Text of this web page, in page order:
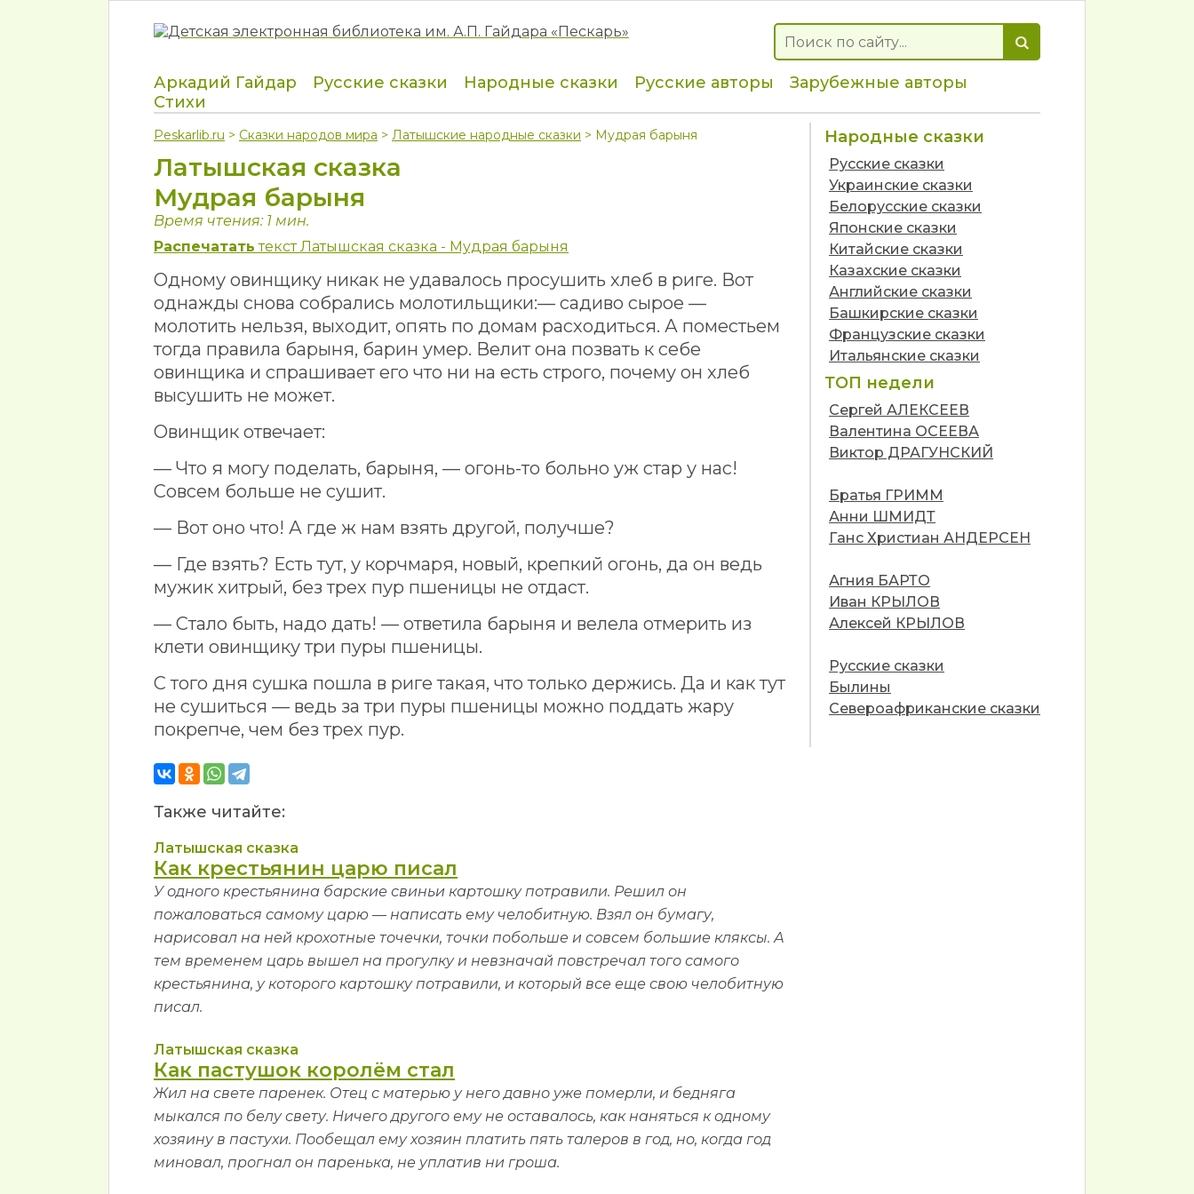
Аркадий Гайдар Русские сказки Народные сказки Русские авторы
Зарубежные авторы
Стихи
Peskarlib.ru > Сказки народов мира > Латышские народные сказки > Мудрая барыня
Латышская сказка
Мудрая барыня
Время чтения: 1 мин.
Распечатать текст Латышская сказка - Мудрая барыня
Одному овинщику никак не удавалось просушить хлеб в риге. Вот
однажды снова собрались молотильщики:— садиво сырое —
молотить нельзя, выходит, опять по домам расходиться. А поместьем
тогда правила барыня, барин умер. Велит она позвать к себе
овинщика и спрашивает его что ни на есть строго, почему он хлеб
высушить не может.
Овинщик отвечает:
— Что я могу поделать, барыня, — огонь-то больно уж стар у нас!
Совсем больше не сушит.
— Вот оно что! А где ж нам взять другой, получше?
— Где взять? Есть тут, у корчмаря, новый, крепкий огонь, да он ведь
мужик хитрый, без трех пур пшеницы не отдаст.
— Стало быть, надо дать! — ответила барыня и велела отмерить из
клети овинщику три пуры пшеницы.
С того дня сушка пошла в риге такая, что только держись. Да и как тут
не сушиться — ведь за три пуры пшеницы можно поддать жару
покрепче, чем без трех пур.
Также читайте:
Латышская сказка
Как крестьянин царю писал
У одного крестьянина барские свиньи картошку потравили. Решил он
пожаловаться самому царю — написать ему челобитную. Взял он бумагу,
нарисовал на ней крохотные точечки, точки побольше и совсем большие кляксы. А
тем временем царь вышел на прогулку и невзначай повстречал того самого
крестьянина, у которого картошку потравили, и который все еще свою челобитную
писал.
Латышская сказка
Как пастушок королём стал
Жил на свете паренек. Отец с матерью у него давно уже померли, и бедняга
мыкался по белу свету. Ничего другого ему не оставалось, как наняться к одному
хозяину в пастухи. Пообещал ему хозяин платить пять талеров в год, но, когда год
миновал, прогнал он паренька, не уплатив ни гроша.
Народные сказки
Русские сказки
Украинские сказки
Белорусские сказки
Японские сказки
Китайские сказки
Казахские сказки
Английские сказки
Башкирские сказки
Французские сказки
Итальянские сказки
ТОП недели
Сергей АЛЕКСЕЕВ
Валентина ОСЕЕВА
Виктор ДРАГУНСКИЙ
Братья ГРИММ
Анни ШМИДТ
Ганс Христиан АНДЕРСЕН
Агния БАРТО
Иван КРЫЛОВ
Алексей КРЫЛОВ
Русские сказки
Былины
Североафриканские сказки